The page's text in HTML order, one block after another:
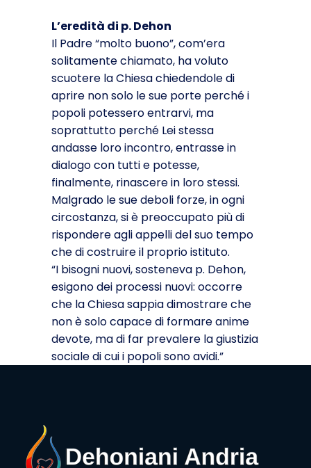
L’eredità di p. Dehon
Il Padre “molto buono”, com’era
solitamente chiamato, ha voluto
scuotere la Chiesa chiedendole di
aprire non solo le sue porte perché i
popoli potessero entrarvi, ma
soprattutto perché Lei stessa
andasse loro incontro, entrasse in
dialogo con tutti e potesse,
finalmente, rinascere in loro stessi.
Malgrado le sue deboli forze, in ogni
circostanza, si è preoccupato più di
rispondere agli appelli del suo tempo
che di costruire il proprio istituto.
“I bisogni nuovi, sosteneva p. Dehon,
esigono dei processi nuovi: occorre
che la Chiesa sappia dimostrare che
non è solo capace di formare anime
devote, ma di far prevalere la giustizia
sociale di cui i popoli sono avidi.”